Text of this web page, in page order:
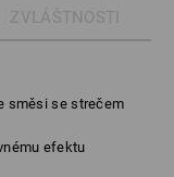
ZVLÁŠTNOSTI
směsi se strečem
efektu